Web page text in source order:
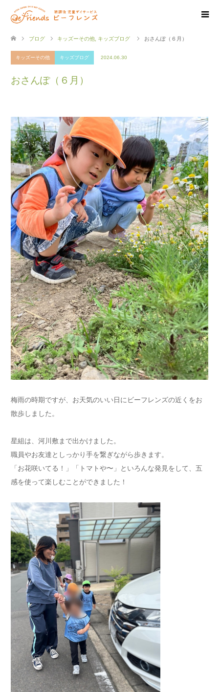
ブログ キッズーその他 キッズブログ おさんぽ（６月）
キッズーその他 キッズブログ 2024.06.30
おさんぽ（６月）
梅雨の時期ですが、お天気のいい日にビーフレンズの近くをお
散歩しました。
星組は、河川敷まで出かけました。
職員やお友達としっかり手を繋ぎながら歩きます。
「お花咲いてる！」「トマトや〜」といろんな発見をして、五
感を使って楽しむことができました！